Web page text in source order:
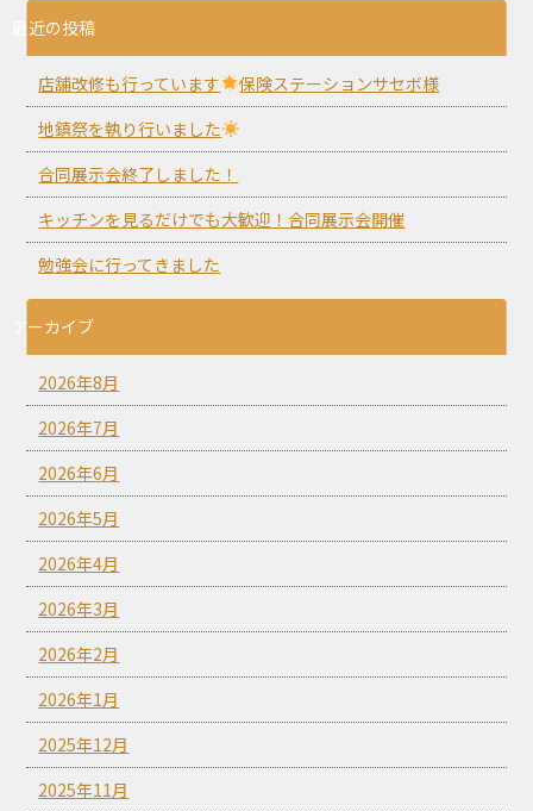
最近の投稿
店舗改修も行っています
保険ステーションサセボ様
地鎮祭を執り行いました
合同展示会終了しました！
キッチンを見るだけでも大歓迎！合同展示会開催
勉強会に行ってきました
アーカイブ
2026年8月
2026年7月
2026年6月
2026年5月
2026年4月
2026年3月
2026年2月
2026年1月
2025年12月
2025年11月